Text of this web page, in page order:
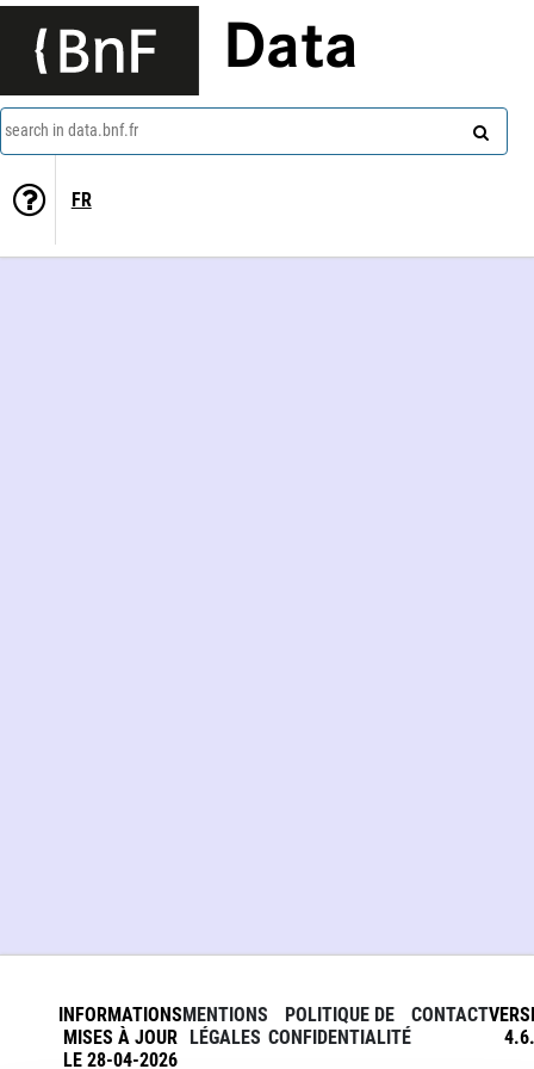
Data
search in data.bnf.fr
FR
INFORMATIONS
MISES À JOUR
LE 28-04-2026
MENTIONS
LÉGALES
POLITIQUE DE
CONFIDENTIALITÉ
CONTACT